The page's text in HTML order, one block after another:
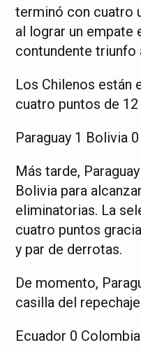
terminó con cuatro
al lograr un empate
contundente triunfo
Los Chilenos están
cuatro puntos de
Paraguay 1 Bolivia 0
Más tarde,
Bolivia para
eliminatorias. La
cuatro puntos
y par de derrotas.
De momento,
casilla del
Ecuador 0